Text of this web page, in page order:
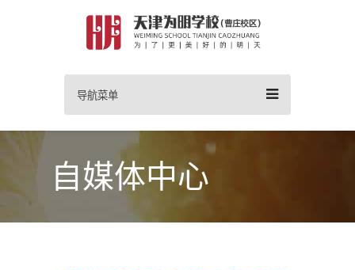
导航菜单
自媒体中心